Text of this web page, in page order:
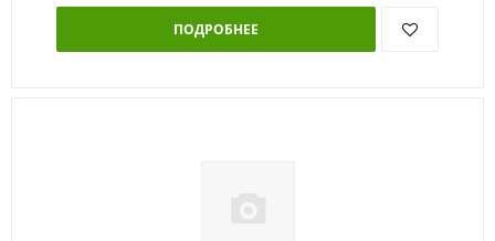
ПОДРОБНЕЕ